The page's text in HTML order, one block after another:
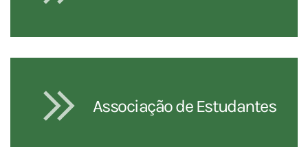
Associação de Estudantes